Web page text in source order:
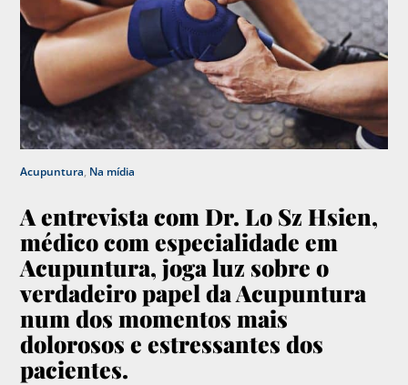
Acupuntura, Na mídia
A entrevista com Dr. Lo Sz Hsien,
médico com especialidade em
Acupuntura, joga luz sobre o
verdadeiro papel da Acupuntura
num dos momentos mais
dolorosos e estressantes dos
pacientes.